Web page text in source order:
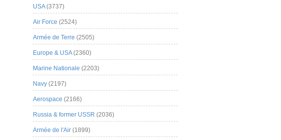
USA(3737)
Air Force (2524)
Armée de Terre (2505)
Europe & USA(2360)
Marine Nationale (2203)
Navy (2197)
Aerospace (2166)
Russia & former USSR (2036)
Armée de l'Air (1899)